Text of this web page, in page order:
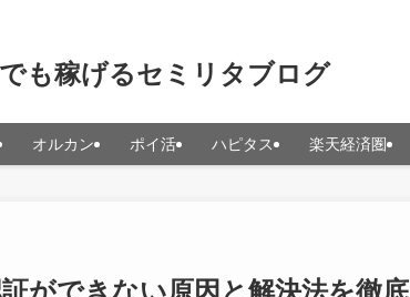
も稼げるセミリタブログ
オルカン ポイ活 ハピタス 楽天経済圏
ができない原因と解決法を徹底